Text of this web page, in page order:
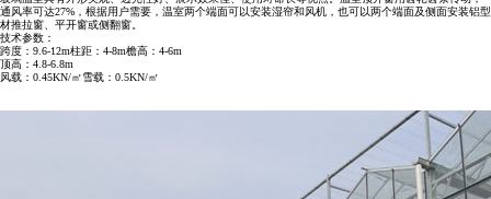
通风率可达27%，根据用户需要，温室两个端面可以安装湿帘和风机，也可以两个端面及侧面安装铝型
材推拉窗、平开窗或侧翻窗。
技术参数：
跨度：9.6-12m柱距：4-8m檐高：4-6m
顶高：4.8-6.8m
风载：0.45KN/㎡雪载：0.5KN/㎡